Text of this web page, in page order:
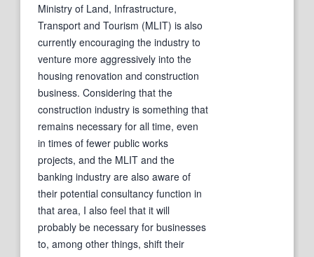
Ministry of Land, Infrastructure,
Transport and Tourism (MLIT) is also
currently encouraging the industry to
venture more aggressively into the
housing renovation and construction
business. Considering that the
construction industry is something that
remains necessary for all time, even
in times of fewer public works
projects, and the MLIT and the
banking industry are also aware of
their potential consultancy function in
that area, I also feel that it will
probably be necessary for businesses
to, among other things, shift their